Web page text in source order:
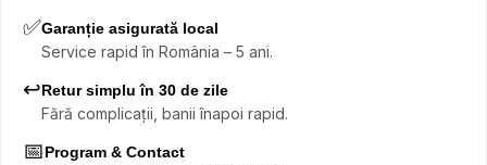
✅Garanție asigurată local
Service rapid în România – 5 ani.
↩️Retur simplu în 30 de zile
Fără complicații, banii înapoi rapid.
📅Program & Contact